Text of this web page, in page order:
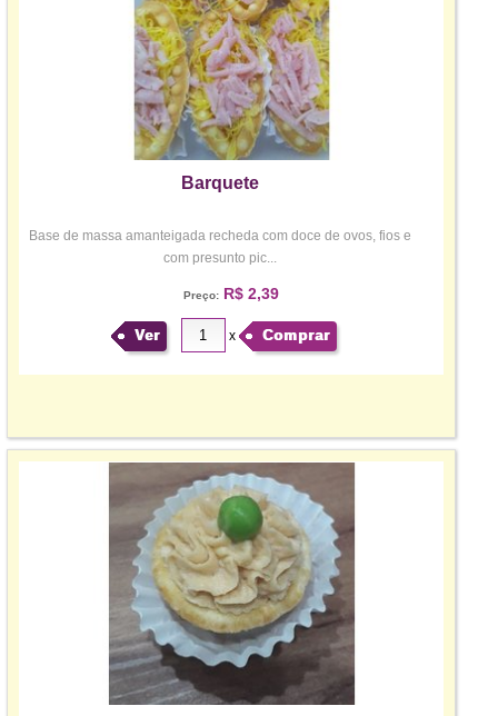
Barquete
Base de massa amanteigada recheda com doce de ovos, fios e
com presunto pic...
Preço:R$ 2,39
Ver x Comprar